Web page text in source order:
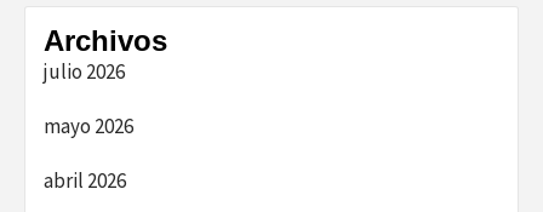
Archivos
julio 2026
mayo 2026
abril 2026